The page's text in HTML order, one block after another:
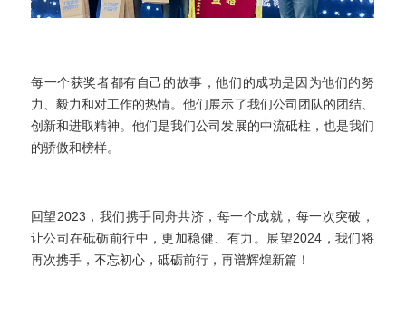
每一个获奖者都有自己的故事，他们的成功是因为他们的努
力、毅力和对工作的热情。他们展示了我们公司团队的团结、
创新和进取精神。他们是我们公司发展的中流砥柱，也是我们
的骄傲和榜样。
回望2023，我们携手同舟共济，每一个成就，每一次突破，
让公司在砥砺前行中，更加稳健、有力。展望2024，我们将
再次携手，不忘初心，砥砺前行，再谱辉煌新篇！